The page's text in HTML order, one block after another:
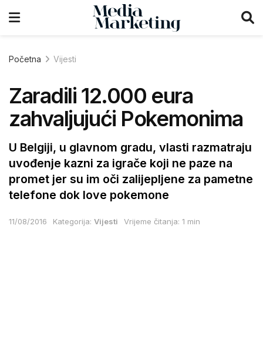
Početna Vijesti
Zaradili 12.000 eura
zahvaljujući Pokemonima
U Belgiji, u glavnom gradu, vlasti razmatraju
uvođenje kazni za igrače koji ne paze na
promet jer su im oči zalijepljene za pametne
telefone dok love pokemone
11/08/2016 Kategorija: Vijesti Vrijeme čitanja: 1 min